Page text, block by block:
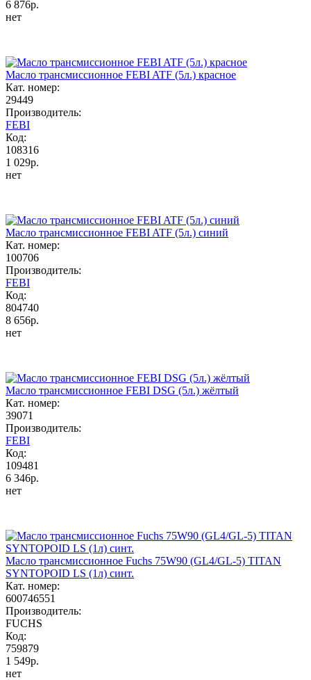
6 876р.
нет
Масло трансмиссионное FEBI ATF (5л.) красное
Кат. номер:
29449
Производитель:
FEBI
Код:
108316
1 029р.
нет
Масло трансмиссионное FEBI ATF (5л.) синий
Кат. номер:
100706
Производитель:
FEBI
Код:
804740
8 656р.
нет
Масло трансмиссионное FEBI DSG (5л.) жёлтый
Кат. номер:
39071
Производитель:
FEBI
Код:
109481
6 346р.
нет
Масло трансмиссионное Fuchs 75W90 (GL4/GL-5) TITAN
SYNTOPOID LS (1л) синт.
Кат. номер:
600746551
Производитель:
FUCHS
Код:
759879
1 549р.
нет